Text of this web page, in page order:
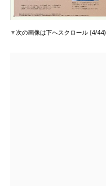
▼次の画像は下へスクロール (4/44)